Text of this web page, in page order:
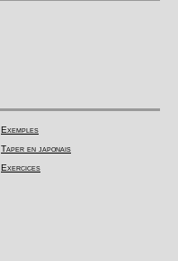
Exemples
Taper en japonais
Exercices